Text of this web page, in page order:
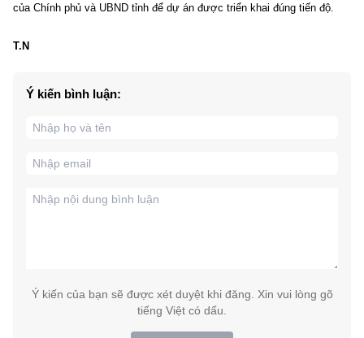
của Chính phủ và UBND tỉnh để dự án được triển khai đúng tiến độ.
T.N
Ý kiến bình luận:
Ý kiến của bạn sẽ được xét duyệt khi đăng. Xin vui lòng gõ
tiếng Việt có dấu.